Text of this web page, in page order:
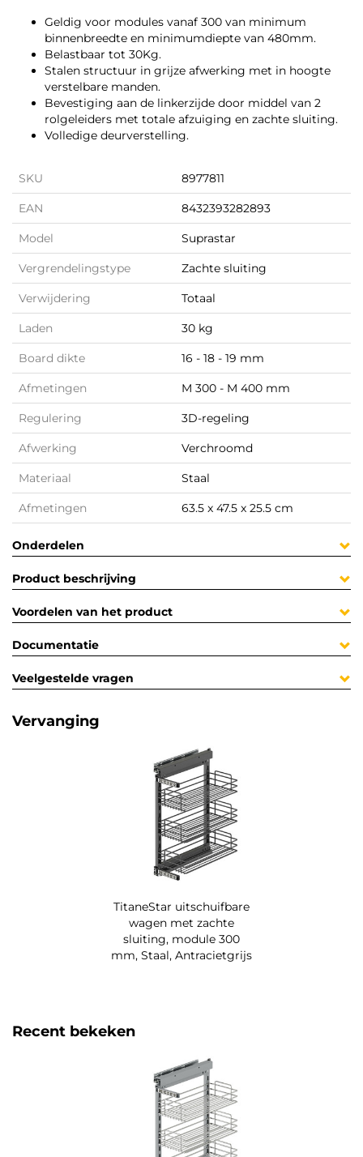
Geldig voor modules vanaf 300 van minimum
binnenbreedte en minimumdiepte van 480mm.
Belastbaar tot 30Kg.
Stalen structuur in grijze afwerking met in hoogte
verstelbare manden.
Bevestiging aan de linkerzijde door middel van 2
rolgeleiders met totale afzuiging en zachte sluiting.
Volledige deurverstelling.
SKU 8977811
EAN 8432393282893
Model Suprastar
Vergrendelingstype Zachte sluiting
Verwijdering Totaal
Laden 30 kg
Board dikte 16 - 18 - 19 mm
Afmetingen M 300 - M 400 mm
Regulering 3D-regeling
Afwerking Verchroomd
Materiaal Staal
Afmetingen 63.5 x 47.5 x 25.5 cm
Onderdelen
Product beschrijving
Voordelen van het product
Documentatie
Veelgestelde vragen
Vervanging
TitaneStar uitschuifbare
wagen met zachte
sluiting, module 300
mm, Staal, Antracietgrijs
Recent bekeken